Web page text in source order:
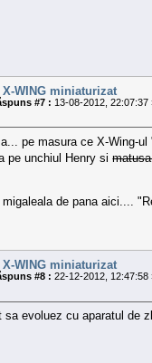
X-WING miniaturizat
#7 : 13-08-2012, 22:07:37
pe masura ce X-Wing-
pe unchiul Henry si
migaleala de pana aici....
X-WING miniaturizat
#8 : 22-12-2012, 12:47:58
sa evoluez cu aparatul de